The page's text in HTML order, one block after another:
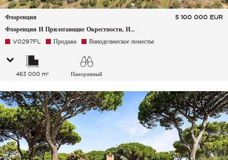
Флоренция
Флоренция И Прилегающие Окрестности, Италия
5 100 000 EUR
V0297FL Продажа Винодельческое поместье
463 000 m² Панорамный